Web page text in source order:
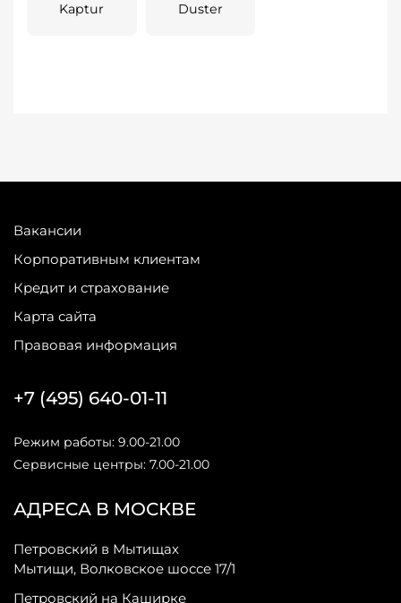
Kaptur Duster
Вакансии
Корпоративным клиентам
Кредит и страхование
Карта сайта
Правовая информация
АДРЕСА В МОСКВЕ
Петровский в Мытищах
Мытищи, Волковское шоссе 17/1
Петровский на Каширке
+7 (495) 640-01-11
Режим работы: 9.00-21.00
Сервисные центры: 7.00-21.00